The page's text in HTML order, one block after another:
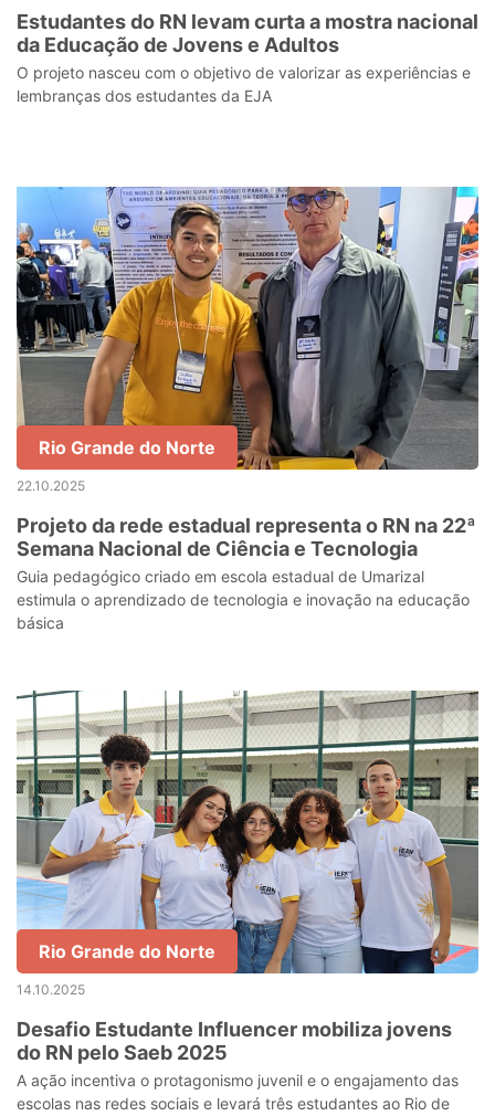
Estudantes do RN levam curta a mostra nacional
da Educação de Jovens e Adultos
O projeto nasceu com o objetivo de valorizar as experiências e
lembranças dos estudantes da EJA
Rio Grande do Norte
22.10.2025
Projeto da rede estadual representa o RN na 22ª
Semana Nacional de Ciência e Tecnologia
Guia pedagógico criado em escola estadual de Umarizal
estimula o aprendizado de tecnologia e inovação na educação
básica
Rio Grande do Norte
14.10.2025
Desafio Estudante Influencer mobiliza jovens
do RN pelo Saeb 2025
A ação incentiva o protagonismo juvenil e o engajamento das
escolas nas redes sociais e levará três estudantes ao Rio de